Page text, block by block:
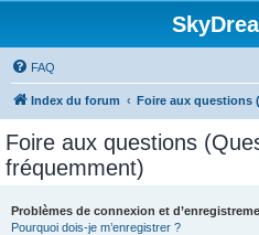
FAQ
Index du forum Foire aux questions
Foire aux questions
fréquemment)
Problèmes de connexion et
Pourquoi dois-je m’enregistrer ?